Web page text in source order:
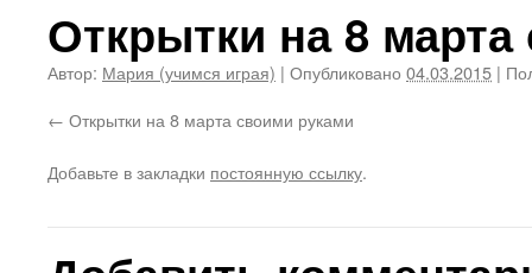
Открытки на 8
Автор: Мария (учимся играя) | Опубликовано 04.03.2015 |
Открытки на 8 марта своими руками
Добавьте в закладки постоянную ссылку.